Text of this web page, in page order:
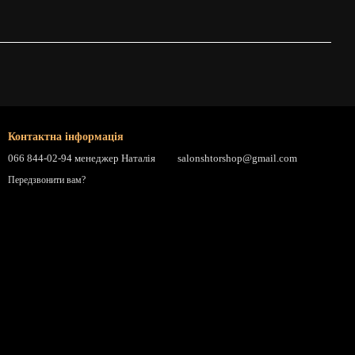
Контактна інформація
066 844-02-94 менеджер Наталія
Передзвонити вам?
salonshtorshop@gmail.com